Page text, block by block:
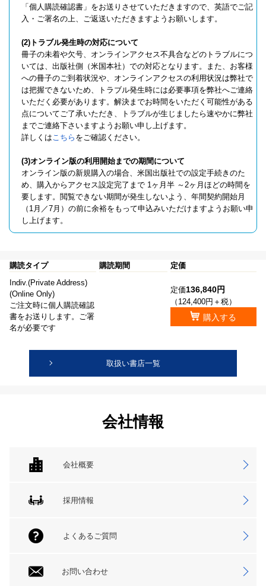
「個人購読確認書」をお送りさせていただきますので、英語でご記
入・ご署名の上、ご返送いただきますようお願いします。
(2)トラブル発生時の対応について
冊子の未着や欠号、オンラインアクセス不具合などのトラブルにつ
いては、出版社側（米国本社）での対応となります。また、お客様
への冊子のご到着状況や、オンラインアクセスの利用状況は弊社で
は把握できないため、トラブル発生時には必要事項を弊社へご連絡
いただく必要があります。解決までお時間をいただく可能性がある
点についてご了承いただき、トラブルが生じましたら速やかに弊社
までご連絡下さいますようお願い申し上げます。
詳しくはこちら をご確認ください。
(3)オンライン版の利用開始までの期間について
オンライン版の新規購入の場合、米国出版社での設定手続きのた
め、購入からアクセス設定完了まで 1ヶ月半 ～2ヶ月ほどの時間を
要します。閲覧できない期間が発生しないよう、年間契約開始月
（1月／7月）の前に余裕をもって申込みいただけますようお願い申
し上げます。
購読タイプ 購読期間
定価
Indiv.(Private Address)
(Online Only)
ご注文時に個人購読確認
書をお送りします。ご署
名が必要です
定価136,840円
（124,400円＋税）
購入する
取扱い書店一覧
会社情報
会社概要
採用情報
よくあるご質問
お問い合わせ